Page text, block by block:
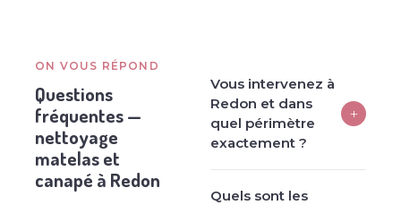
ON VOUS RÉPOND
Questions
fréquentes —
nettoyage
matelas et
canapé à Redon
Vous intervenez à
Redon et dans
quel périmètre
exactement ?
+
Quels sont les